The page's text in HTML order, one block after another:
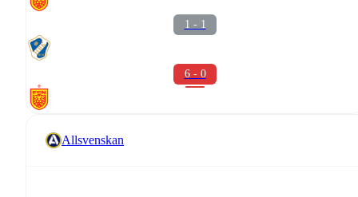
1 - 1
6 - 0
Allsvenskan